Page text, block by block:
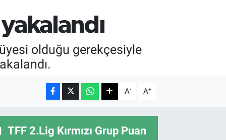
olduğu gerekçesiyle
A- A+
TFF 2.Lig Kırmızı Grup Puan